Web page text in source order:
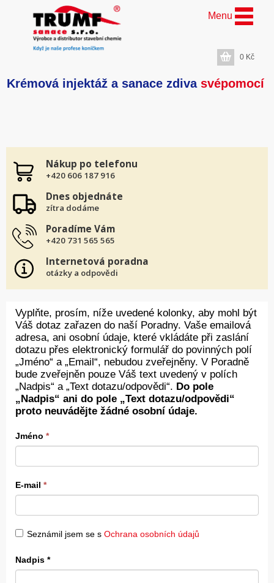
Krémová injektáž a sanace zdiva svépomocí
Menu
0 Kč
Nákup po telefonu
+420 606 187 916
Dnes objednáte
zítra dodáme
Poradíme Vám
+420 731 565 565
Internetová poradna
otázky a odpovědi
Vyplňte, prosím, níže uvedené kolonky, aby mohl být
Váš dotaz zařazen do naší Poradny. Vaše emailová
adresa, ani osobní údaje, které vkládáte při zaslání
dotazu přes elektronický formulář do povinných polí
„Jméno“ a „Email“, nebudou zveřejněny. V Poradně
bude zveřejněn pouze Váš text uvedený v polích
„Nadpis“ a „Text dotazu/odpovědi“. Do pole
„Nadpis“ ani do pole „Text dotazu/odpovědi“
proto neuvádějte žádné osobní údaje.
Jméno *
E-mail *
Seznámil jsem se s Ochrana osobních údajů
Nadpis *